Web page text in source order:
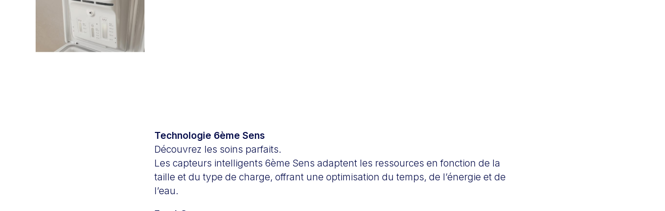
Technologie 6ème Sens
Découvrez les soins parfaits.
Les capteurs intelligents 6ème Sens adaptent les ressources en fonction de la
taille et du type de charge, offrant une optimisation du temps, de l’énergie et de
l’eau.